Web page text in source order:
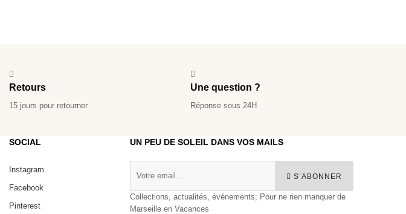
Retours
15 jours pour retourner
Une question ?
Réponse sous 24H
SOCIAL
Instagram
Facebook
Pinterest
UN PEU DE SOLEIL DANS VOS MAILS
S’ABONNER
Collections, actualités, événements; Pour ne rien manquer de
Marseille en Vacances